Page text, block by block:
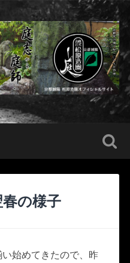
の様子
始めてきたので、昨